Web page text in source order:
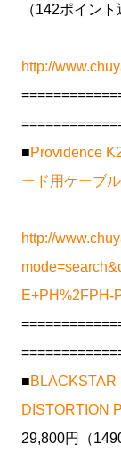
（142ポイント
http://
■Providence
ード用ケーブ
http://
E+PH%2FPH-
■BLACKSTAR
DISTORTION
29,800円（